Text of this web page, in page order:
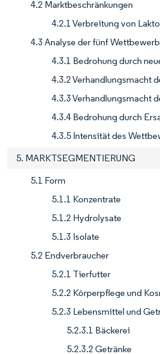
4.2 Marktbeschränkungen
4.2.1 Verbreitung von
4.3 Analyse der fünf
4.3.1 Bedrohung durch
4.3.2 Verhandlungsmacht
4.3.3 Verhandlungsmacht
4.3.4 Bedrohung durch
4.3.5 Intensität des
5. MARKTSEGMENTIERUNG
5.1 Form
5.1.1 Konzentrate
5.1.2 Hydrolysate
5.1.3 Isolate
5.2 Endverbraucher
5.2.1 Tierfutter
5.2.2 Körperpflege und
5.2.3 Lebensmittel und
5.2.3.1 Bäckerei
5.2.3.2 Getränke